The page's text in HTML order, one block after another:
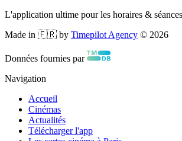
L'application ultime pour les horaires &
Made in 🇫🇷 by Timepilot Agency © 2026
Données fournies par
Navigation
Accueil
Cinémas
Actualités
Télécharger l'app